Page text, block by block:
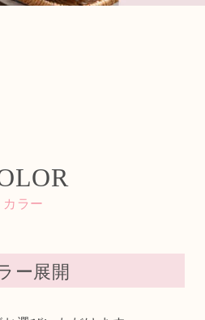
カラー
ー展開